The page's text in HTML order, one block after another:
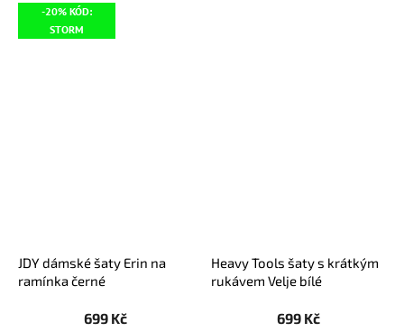
-20% KÓD:
STORM
JDY dámské šaty Erin na
ramínka černé
699 Kč
Heavy Tools šaty s krátkým
rukávem Velje bílé
699 Kč